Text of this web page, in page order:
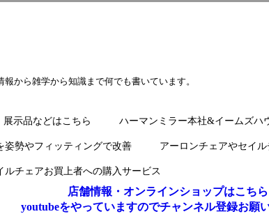
から雑学から知識まで何でも書いています。
示品などはこちら ハーマンミラー本社&イームズハ
姿勢やフィッティングで改善 アーロンチェアやセイ
チェアお買上者への購入サービス
店舗情報・オンラインショップはこちら
youtubeをやっていますのでチャンネル登録お願